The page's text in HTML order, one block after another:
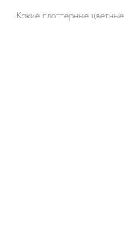
Какие плоттерные